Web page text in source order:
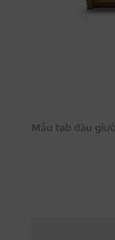
Mẫu tab đầu